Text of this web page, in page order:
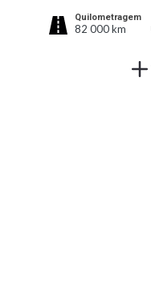
Quilometragem
82 000 km